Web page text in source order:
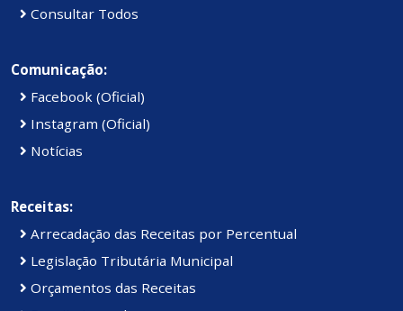
Consultar Todos
Comunicação:
Facebook (Oficial)
Instagram (Oficial)
Notícias
Receitas:
Arrecadação das Receitas por Percentual
Legislação Tributária Municipal
Orçamentos das Receitas